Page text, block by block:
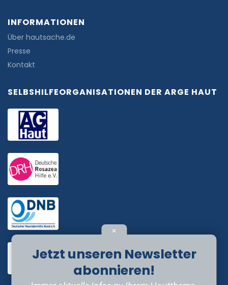
INFORMATIONEN
Über hautsache.de
Presse
Kontakt
SELBSHILFEORGANISATIONEN DER ARGE HAUT
✕
Jetzt unseren Newsletter
abonnieren!